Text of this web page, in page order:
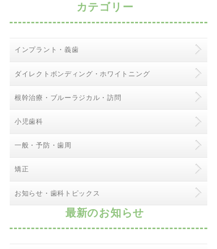
カテゴリー
インプラント・義歯
ダイレクトボンディング・ホワイトニング
根幹治療・ブルーラジカル・訪問
小児歯科
一般・予防・歯周
矯正
お知らせ・歯科トピックス
最新のお知らせ